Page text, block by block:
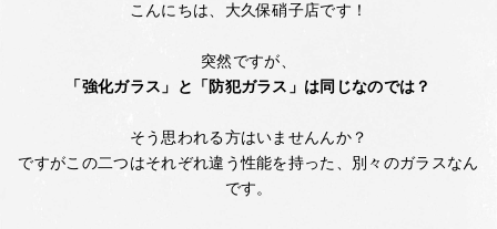
こんにちは、大久保硝子店です！
突然ですが、
「強化ガラス」と「防犯ガラス」は同じなのでは？
そう思われる方はいませんんか？
ですがこの二つはそれぞれ違う性能を持った、別々のガラスなん
です。